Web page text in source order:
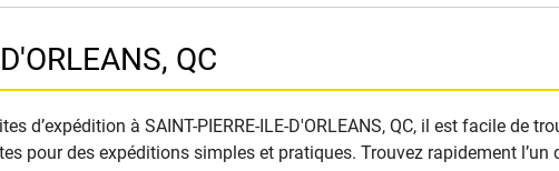
QC
d’expédition à SAINT-PIERRE-ILE-D'ORLEANS, QC, il est facile de
pour des expéditions simples et pratiques. Trouvez rapidement l’un